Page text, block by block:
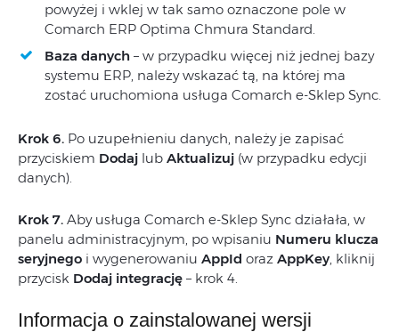
powyżej i wklej w tak samo oznaczone pole w
Comarch ERP Optima Chmura Standard.
Baza danych – w przypadku więcej niż jednej bazy
systemu ERP, należy wskazać tą, na której ma
zostać uruchomiona usługa Comarch e-Sklep Sync.
Krok 6. Po uzupełnieniu danych, należy je zapisać
przyciskiem Dodaj lub Aktualizuj (w przypadku edycji
danych).
Krok 7. Aby usługa Comarch e-Sklep Sync działała, w
panelu administracyjnym, po wpisaniu Numeru klucza
seryjnego i wygenerowaniu AppId oraz AppKey , kliknij
przycisk Dodaj integrację – krok 4.
Informacja o zainstalowanej wersji